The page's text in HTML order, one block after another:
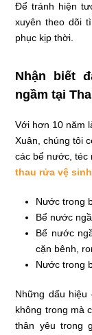
Để tránh hiện
xuyên theo dõi
phục kịp thời.
Nhận biết
ngầm tại
Với hơn 10 năm
Xuân, chúng tôi
các bể nước, téc
thau rửa vệ
Nước trong
Bể nước
Bể nước
cặn bênh,
Nước trong
Những dấu hiệu
không trong mà
thân yêu trong